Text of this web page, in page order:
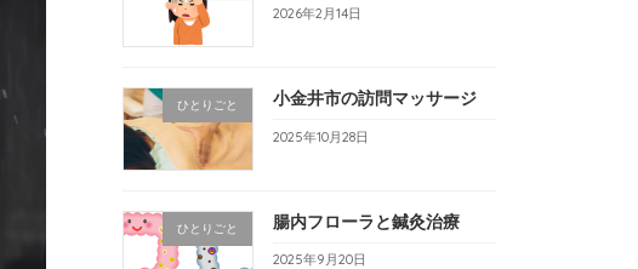
2026年2月14日
ひとりごと 小金井市の訪問マッサージ
2025年10月28日
ひとりごと 腸内フローラと鍼灸治療
2025年9月20日